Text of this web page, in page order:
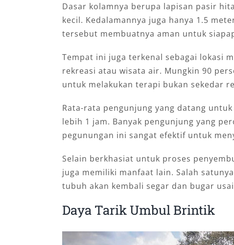
Dasar kolamnya berupa lapisan pasir
kecil. Kedalamannya juga hanya 1.5
tersebut membuatnya aman untuk
Tempat ini juga terkenal sebagai lokasi
rekreasi atau wisata air. Mungkin 90
untuk melakukan terapi bukan sekedar
Rata-rata pengunjung yang datang
lebih 1 jam. Banyak pengunjung yang
pegunungan ini sangat efektif untuk
Selain berkhasiat untuk proses
juga memiliki manfaat lain. Salah
tubuh akan kembali segar dan bugar
Daya Tarik Umbul Brintik